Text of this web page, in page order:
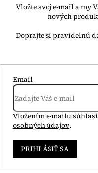
Vložte svoj e-mail a my
nových
Email
Vložením e-mailu
osobných údajov.
PRIHLÁSIŤ SA